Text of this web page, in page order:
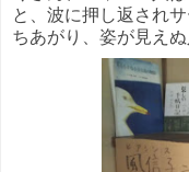
と、波に押し返され
ちあがり、姿が見え